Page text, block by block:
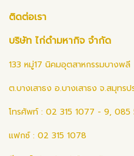
ติดต่อเรา
บริษัท ไก่ดำมหากิจ จำกัด
133 หมู่17 นิคมอุตสาหกรรมบางพลี
ต.บางเสาธง อ.บางเสาธง จ.สมุทรป
โทรศัพท์ : 02 315 1077 - 9, 085
แฟกซ์ : 02 315 1078